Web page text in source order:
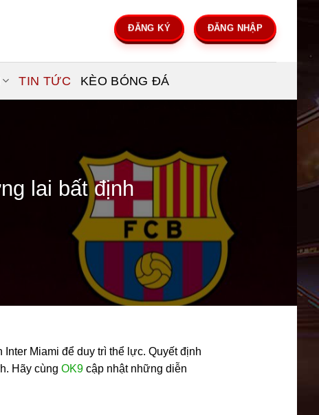
ĐĂNG KÝ ĐĂNG NHẬP
TIN TỨC KÈO BÓNG ĐÁ
lai bất định
Miami để duy trì thể lực. Quyết định
Hãy cùngOK9 cập nhật những diễn